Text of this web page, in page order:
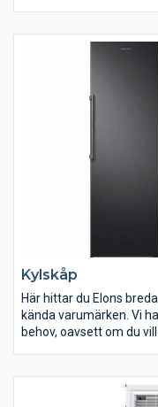
Kylskåp
Här hittar du Elons
kända varumärken. Vi
behov, oavsett om du
planerar att ställa ditt
ska öppnas så du lätt